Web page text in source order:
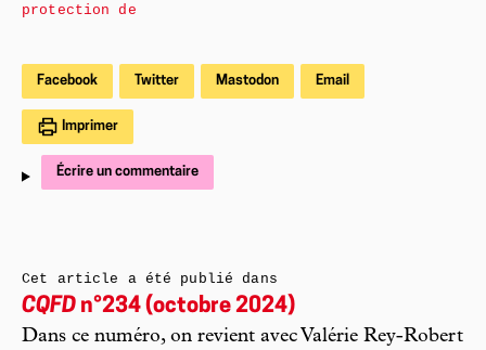
protection de
Facebook Twitter Mastodon Email
Imprimer
Écrire un commentaire
Cet article a été publié dans
CQFD n°234 (octobre 2024)
Dans ce numéro, on revient avec Valérie Rey-Robert